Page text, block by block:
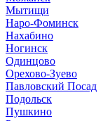
Мытищи
Наро-Фоминск
Нахабино
Ногинск
Одинцово
Орехово-Зуево
Павловский Посад
Подольск
Пушкино